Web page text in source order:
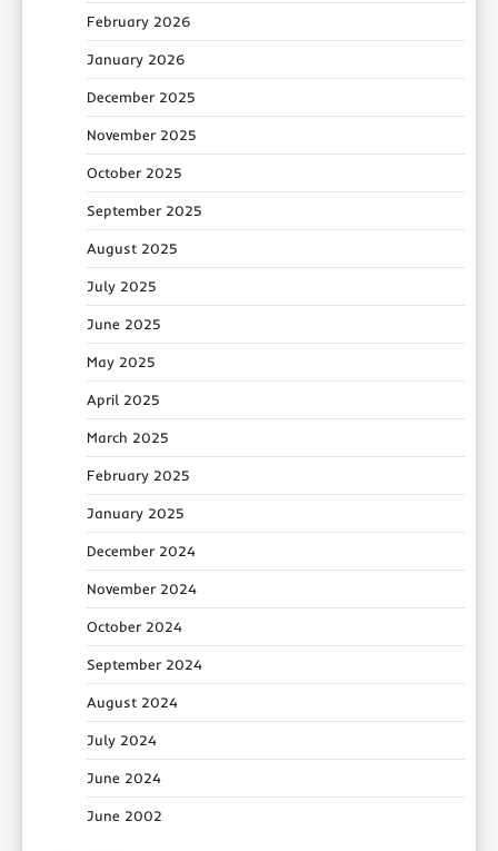
February 2026
January 2026
December 2025
November 2025
October 2025
September 2025
August 2025
July 2025
June 2025
May 2025
April 2025
March 2025
February 2025
January 2025
December 2024
November 2024
October 2024
September 2024
August 2024
July 2024
June 2024
June 2002